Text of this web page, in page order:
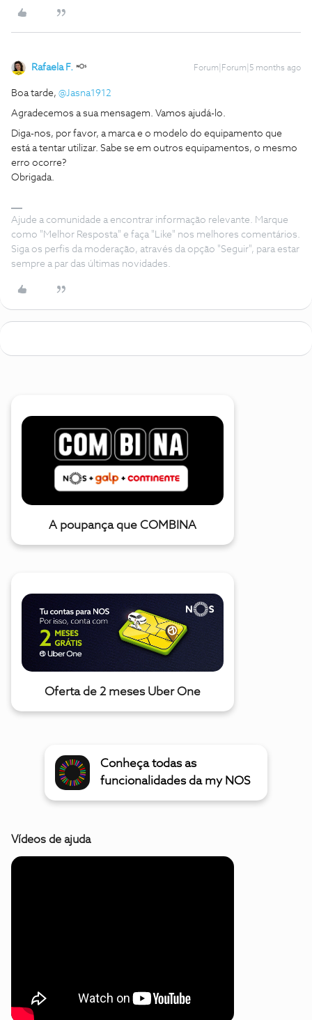
Rafaela F. Forum|Forum|5 months ago
Boa tarde, ​ @Jasna1912
Agradecemos a sua mensagem. Vamos ajudá-lo.
Diga-nos, por favor, a marca e o modelo do equipamento que
está a tentar utilizar. Sabe se em outros equipamentos, o mesmo
erro ocorre?
Obrigada.
Ajude a comunidade a encontrar informação relevante. Marque
como "Melhor Resposta" e faça "Like" nos melhores comentários.
Siga os perfis da moderação, através da opção "Seguir", para estar
sempre a par das últimas novidades.
A poupança que COMBINA
Oferta de 2 meses Uber One
Conheça todas as
funcionalidades da my NOS
Vídeos de ajuda